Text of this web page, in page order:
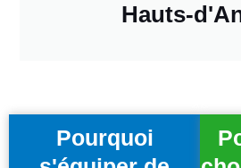
Hauts-
Pourquoi